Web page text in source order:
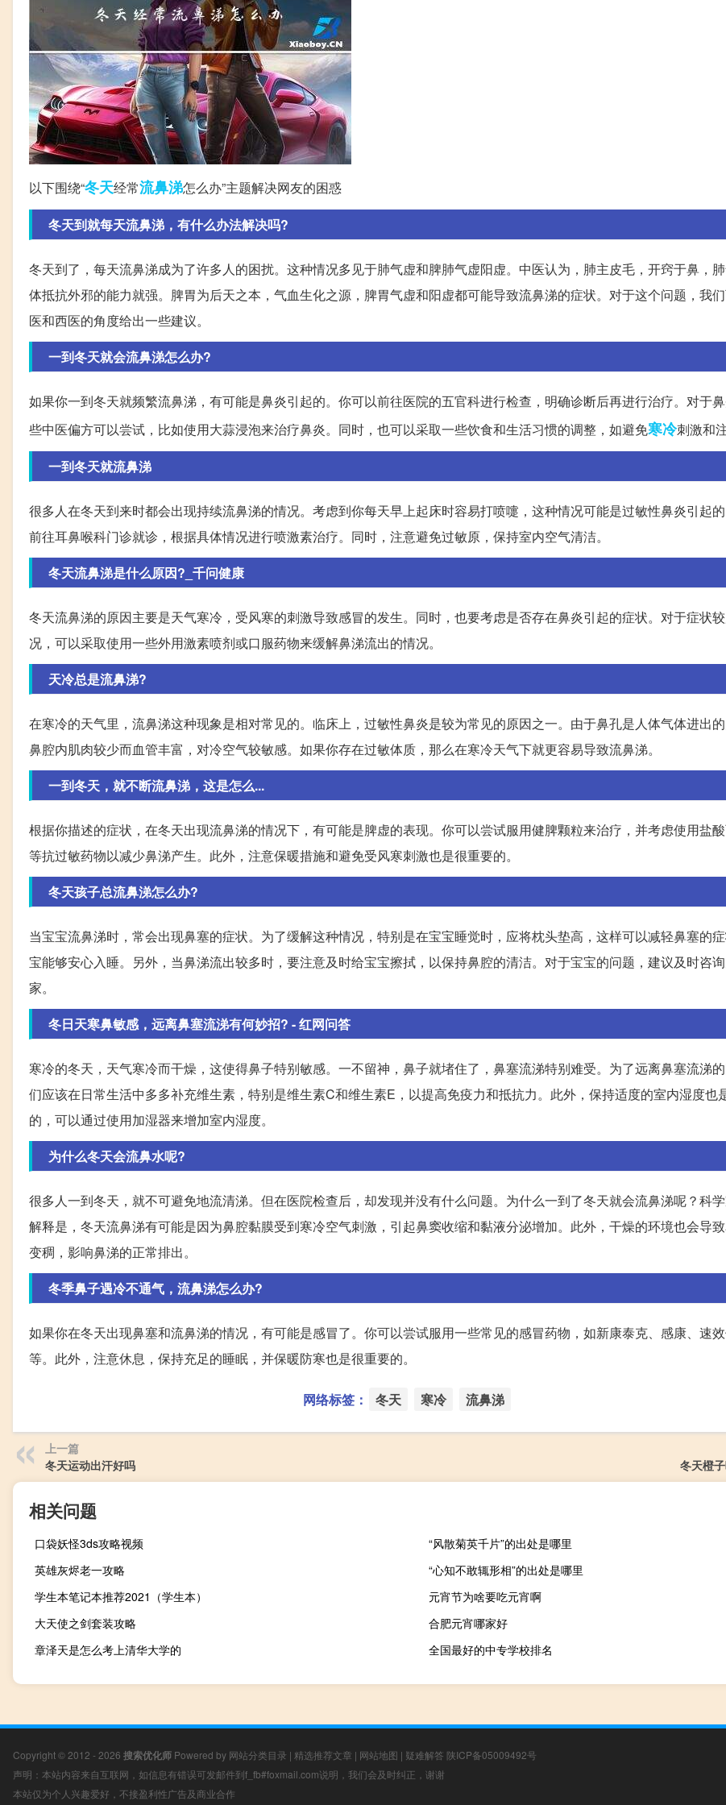
以下围绕“冬天经常流鼻涕怎么办”主题解决网友的困惑
冬天到就每天流鼻涕，有什么办法解决吗?
冬天到了，每天流鼻涕成为了许多人的困扰。这种情况多见于肺气虚和脾肺气虚阳虚。中医认为，肺主皮毛，开窍于鼻，
体抵抗外邪的能力就强。脾胃为后天之本，气血生化之源，脾胃气虚和阳虚都可能导致流鼻涕的症状。对于这个问题，我
医和西医的角度给出一些建议。
一到冬天就会流鼻涕怎么办?
如果你一到冬天就频繁流鼻涕，有可能是鼻炎引起的。你可以前往医院的五官科进行检查，明确诊断后再进行治疗。对于
些中医偏方可以尝试，比如使用大蒜浸泡来治疗鼻炎。同时，也可以采取一些饮食和生活习惯的调整，如避免寒冷刺激和
一到冬天就流鼻涕
很多人在冬天到来时都会出现持续流鼻涕的情况。考虑到你每天早上起床时容易打喷嚏，这种情况可能是过敏性鼻炎引起
前往耳鼻喉科门诊就诊，根据具体情况进行喷激素治疗。同时，注意避免过敏原，保持室内空气清洁。
冬天流鼻涕是什么原因?_千问健康
冬天流鼻涕的原因主要是天气寒冷，受风寒的刺激导致感冒的发生。同时，也要考虑是否存在鼻炎引起的症状。对于症状
况，可以采取使用一些外用激素喷剂或口服药物来缓解鼻涕流出的情况。
天冷总是流鼻涕?
在寒冷的天气里，流鼻涕这种现象是相对常见的。临床上，过敏性鼻炎是较为常见的原因之一。由于鼻孔是人体气体进出的
鼻腔内肌肉较少而血管丰富，对冷空气较敏感。如果你存在过敏体质，那么在寒冷天气下就更容易导致流鼻涕。
一到冬天，就不断流鼻涕，这是怎么...
根据你描述的症状，在冬天出现流鼻涕的情况下，有可能是脾虚的表现。你可以尝试服用健脾颗粒来治疗，并考虑使用盐
等抗过敏药物以减少鼻涕产生。此外，注意保暖措施和避免受风寒刺激也是很重要的。
冬天孩子总流鼻涕怎么办?
当宝宝流鼻涕时，常会出现鼻塞的症状。为了缓解这种情况，特别是在宝宝睡觉时，应将枕头垫高，这样可以减轻鼻塞的
宝能够安心入睡。另外，当鼻涕流出较多时，要注意及时给宝宝擦拭，以保持鼻腔的清洁。对于宝宝的问题，建议及时咨
家。
冬日天寒鼻敏感，远离鼻塞流涕有何妙招? - 红网问答
寒冷的冬天，天气寒冷而干燥，这使得鼻子特别敏感。一不留神，鼻子就堵住了，鼻塞流涕特别难受。为了远离鼻塞流涕
们应该在日常生活中多多补充维生素，特别是维生素C和维生素E，以提高免疫力和抵抗力。此外，保持适度的室内湿度也
的，可以通过使用加湿器来增加室内湿度。
为什么冬天会流鼻水呢?
很多人一到冬天，就不可避免地流清涕。但在医院检查后，却发现并没有什么问题。为什么一到了冬天就会流鼻涕呢？科
解释是，冬天流鼻涕有可能是因为鼻腔黏膜受到寒冷空气刺激，引起鼻窦收缩和黏液分泌增加。此外，干燥的环境也会导
变稠，影响鼻涕的正常排出。
冬季鼻子遇冷不通气，流鼻涕怎么办?
如果你在冬天出现鼻塞和流鼻涕的情况，有可能是感冒了。你可以尝试服用一些常见的感冒药物，如新康泰克、感康、速
等。此外，注意休息，保持充足的睡眠，并保暖防寒也是很重要的。
网络标签： 冬天 寒冷 流鼻涕
上一篇
冬天运动出汗好吗
冬天橙
相关问题
口袋妖怪3ds攻略视频
“风散菊英千片”的出处是哪里
英雄灰烬老一攻略
“心知不敢辄形相”的出处是哪里
学生本笔记本推荐2021（学生本）
元宵节为啥要吃元宵啊
大天使之剑套装攻略
合肥元宵哪家好
章泽天是怎么考上清华大学的
全国最好的中专学校排名
Copyright © 2012 - 2026 搜索优化师 Powered by 网站分类目录 | 精选推荐文章 | 网站地图 | 疑难解答 陕ICP备05009492号
声明：本站内容来自互联网，如信息有错误可发邮件到f_fb#foxmail.com说明，我们会及时纠正，谢谢
本站仅为个人兴趣爱好，不接盈利性广告及商业合作